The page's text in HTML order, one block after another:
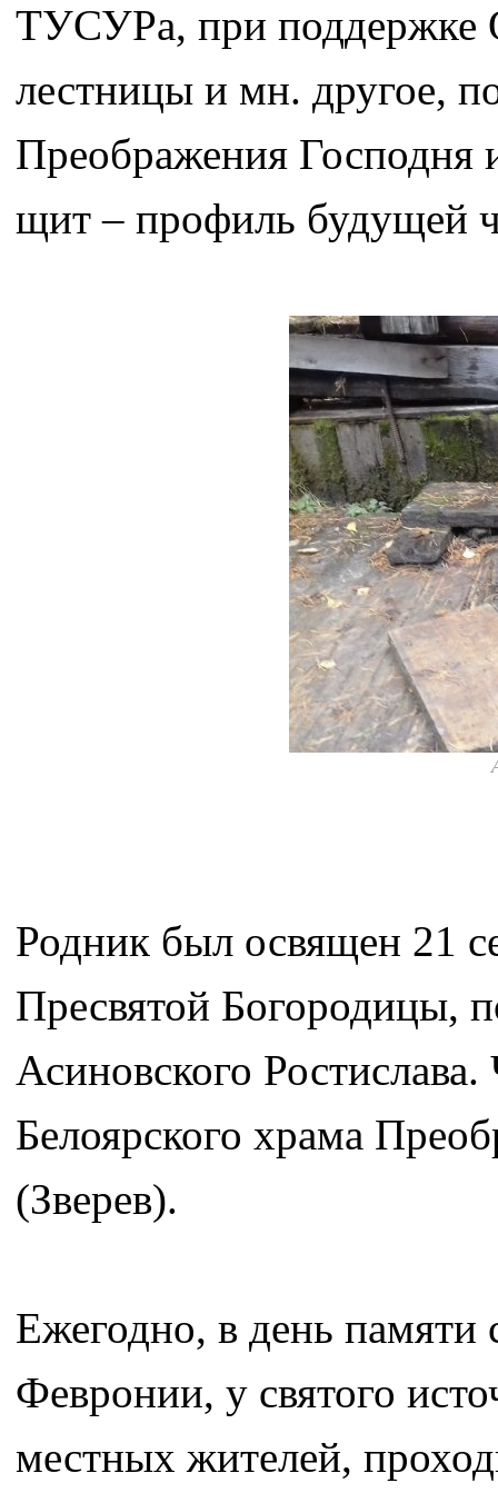
ТУСУРа, при поддержке
лестницы и мн. другое,
Преображения Господня
щит – профиль будущей
Родник был освящен 21
Пресвятой Богородицы,
Асиновского
Белоярского храма
(Зверев).
Ежегодно, в день памяти
Февронии, у святого
местных жителей,